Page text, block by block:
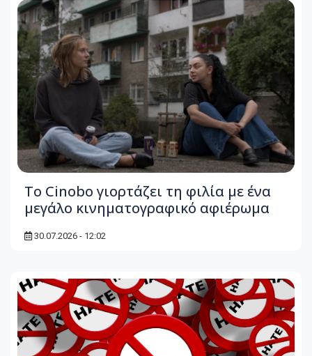
Το Cinobo γιορτάζει τη φιλία με ένα
μεγάλο κινηματογραφικό αφιέρωμα
30.07.2026 - 12:02